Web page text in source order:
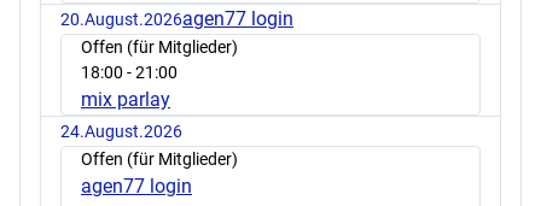
20.August.2026agen77 login
Offen (für Mitglieder)
18:00 - 21:00
mix parlay
24.August.2026
Offen (für Mitglieder)
agen77 login